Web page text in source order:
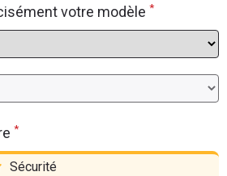
votre modèle *
*
Sécurité